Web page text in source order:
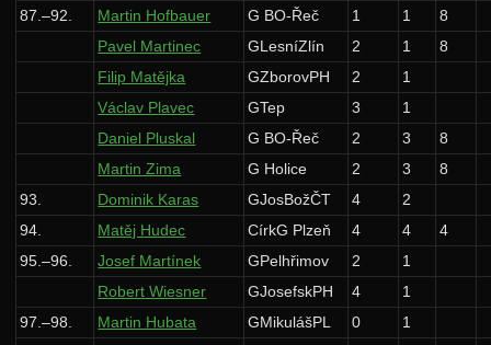
87.–92.
Martin Hofbauer G BO-Řeč 1 1
8
Pavel Martinec
GLesníZlín 2 1
8
Filip Matějka
GZborovPH 2
1
Václav Plavec
GTep 3
1
Daniel Pluskal
G BO-Řeč 2 3
8
Martin Zima
G Holice 2 3
8
93.
Dominik Karas GJosBožČT 4
2
94.
Matěj Hudec CírkG Plzeň 4 4
4
95.–96.
Josef Martínek GPelhřimov 2
1
Robert Wiesner
GJosefskPH 4
1
97.–98.
Martin Hubata GMikulášPL 0
1